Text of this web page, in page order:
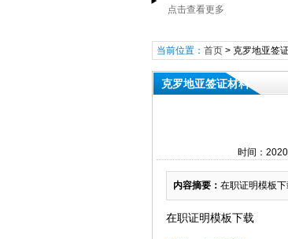
点击查看更多
当前位置： 首页> 克罗地亚签
克罗地亚签证材料
时间：
内容摘要： 在职证明模板下
在职证明模板下载